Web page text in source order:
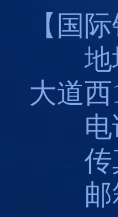
【国
地址
大道
电话
传真
邮箱